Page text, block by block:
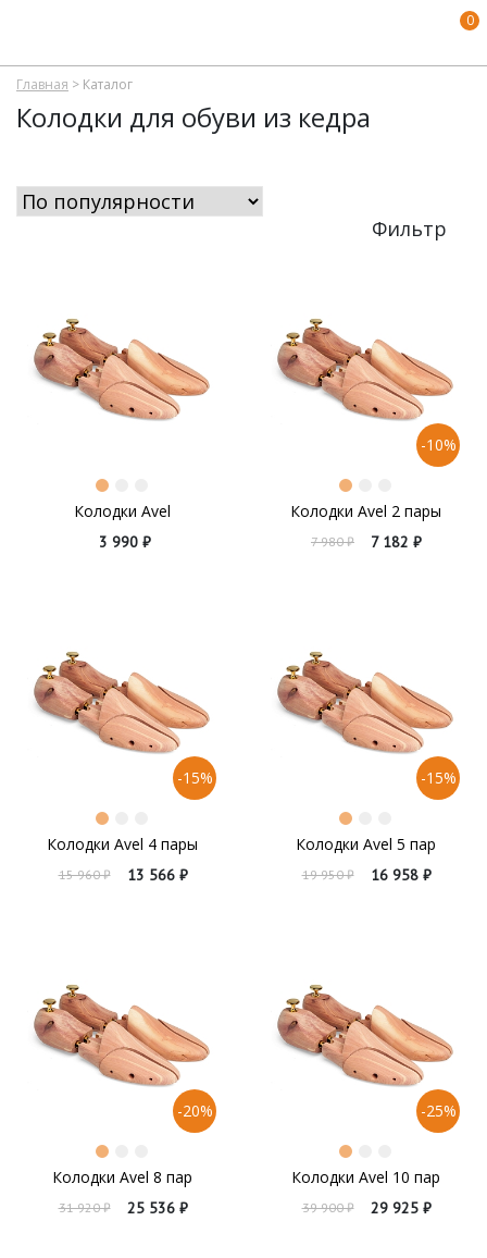
0
Главная > Каталог
Колодки для обуви из кедра
Фильтр
Колодки Avel
3 990 ₽
-10%
Колодки Avel 2 пары
7 980 ₽ 7 182 ₽
-15%
Колодки Avel 4 пары
15 960 ₽ 13 566 ₽
-15%
Колодки Avel 5 пар
19 950 ₽ 16 958 ₽
-20%
Колодки Avel 8 пар
31 920 ₽ 25 536 ₽
-25%
Колодки Avel 10 пар
39 900 ₽ 29 925 ₽